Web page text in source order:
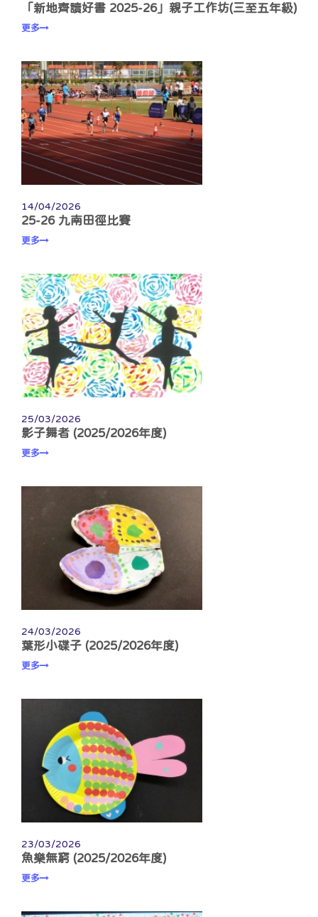
「新地齊讀好書 2025-26」親子工作坊(三至五年級)
更多
14/04/2026
25-26 九南田徑比賽
更多
25/03/2026
影子舞者 (2025/2026年度)
更多
24/03/2026
葉形小碟子 (2025/2026年度)
更多
23/03/2026
魚樂無窮 (2025/2026年度)
更多